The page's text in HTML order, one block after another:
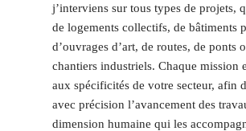
j’interviens sur tous types de projets,
de logements collectifs, de bâtiments
d’ouvrages d’art, de routes, de ponts
chantiers industriels. Chaque mission
aux spécificités de votre secteur, afin
avec précision l’avancement des
dimension humaine qui les